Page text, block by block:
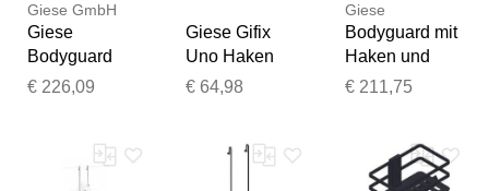
Giese GmbH
Giese
Bodyguard
30428-14 mit
schwarz matt
€ 226,09
Giese Gifix
Uno Haken
33025-14 mit
€ 64,98
Giese
Bodyguard mit
Haken und
Wischer,
chrom - chrom
€ 211,75
Vielen Dank für Ihr
Feedback
Ihr Feedback wird nun vor